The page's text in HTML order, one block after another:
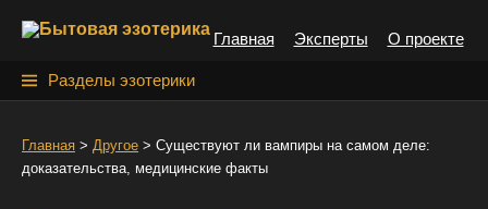
Главная Эксперты О проекте
Разделы эзотерики
Главная > Другое > Cуществуют ли вампиры на самом деле:
доказательства, медицинские факты